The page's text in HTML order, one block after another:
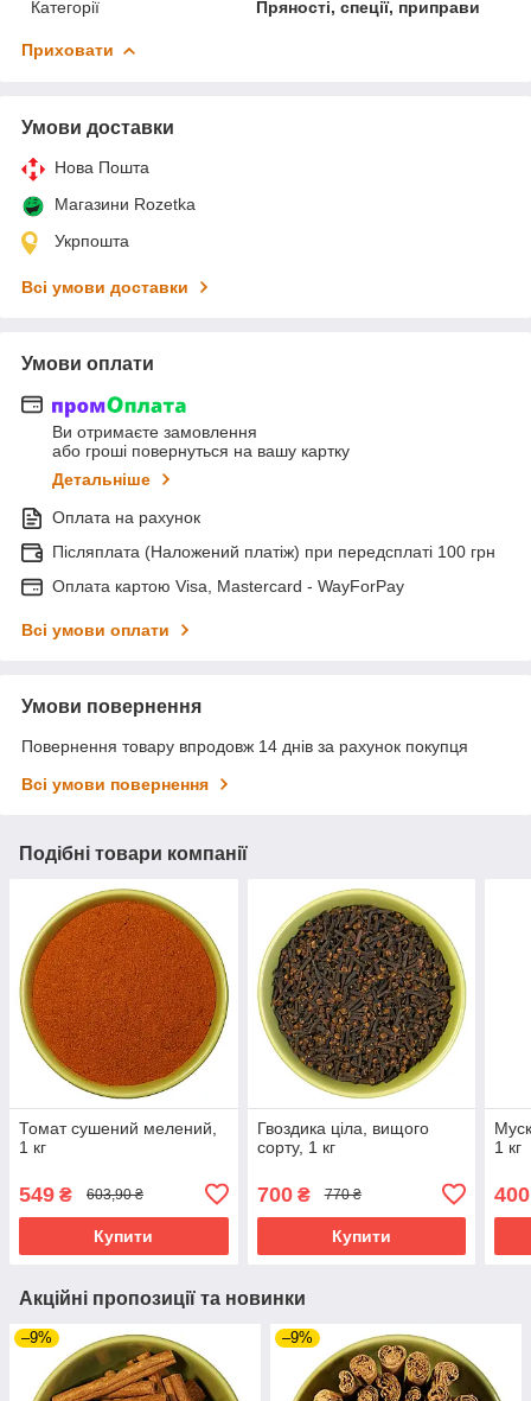
Категорії Пряності, спеції, приправи
Приховати
Умови доставки
Нова Пошта
Магазини Rozetka
Укрпошта
Всі умови доставки
Умови оплати
Ви отримаєте замовлення
або гроші повернуться на вашу картку
Детальніше
Оплата на рахунок
Післяплата (Наложений платіж) при передсплаті 100 грн
Оплата картою Visa, Mastercard - WayForPay
Всі умови оплати
Умови повернення
Повернення товару впродовж 14 днів за рахунок покупця
Всі умови повернення
Подібні товари компанії
Томат сушений мелений,
1 кг
549 ₴ 603,90 ₴
Купити
Гвоздика ціла, вищого
сорту, 1 кг
700₴ 770 ₴
Купити
1 кг
400
Акційні пропозиції та новинки
–9% –9%